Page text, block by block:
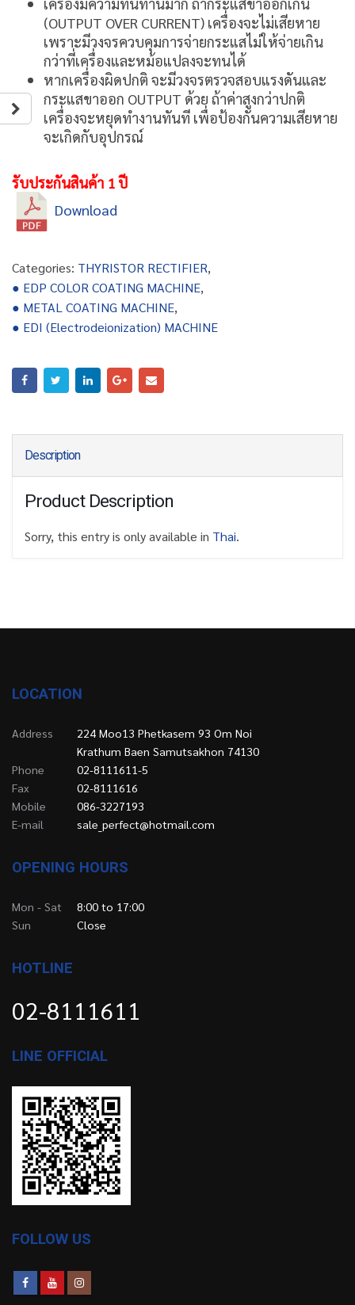
(OUTPUT OVER CURRENT) เครื่องจะไม่เสียหาย
เพราะมีวงจรควบคุมการจ่ายกระแสไม่ให้จ่ายเกิน
กว่าที่เครื่องและหม้อแปลงจะทนได้
หากเครื่องผิดปกติ จะมีวงจรตรวจสอบแรงดันและ
กระแสขาออก OUTPUT ด้วย ถ้าค่าสูงกว่าปกติ
เครื่องจะหยุดทำงานทันที เพื่อป้องกันความเสียหาย
จะเกิดกับอุปกรณ์
รับประกันสินค้า 1 ปี
Download
Categories: THYRISTOR RECTIFIER,
● EDP COLOR COATING MACHINE,
● METAL COATING MACHINE,
● EDI (Electrodeionization) MACHINE
Description
Product Description
Sorry, this entry is only available in Thai.
LOCATION
Address
224 Moo13 Phetkasem 93 Om Noi
Krathum Baen Samutsakhon 74130
Phone
02-8111611-5
Fax
02-8111616
Mobile
086-3227193
E-mail
sale_perfect@hotmail.com
OPENING HOURS
Mon - Sat
8:00 to 17:00
Sun
Close
HOTLINE
02-8111611
LINE OFFICIAL
FOLLOW US